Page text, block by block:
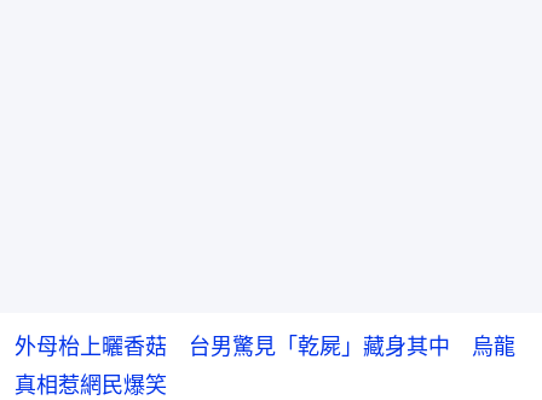
外母枱上曬香菇 台男驚見「乾屍」藏身其中 烏龍
真相惹網民爆笑